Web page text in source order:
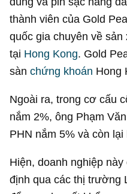
thành viên của Gold
quốc gia chuyên về
tại Hong Kong. Gold
sànchứng khoán Hong
Ngoài ra, trong cơ cấu
nắm 2%, ông Phạm
PHN nắm 5% và còn
Hiện, doanh nghiệp
định qua các thị trường